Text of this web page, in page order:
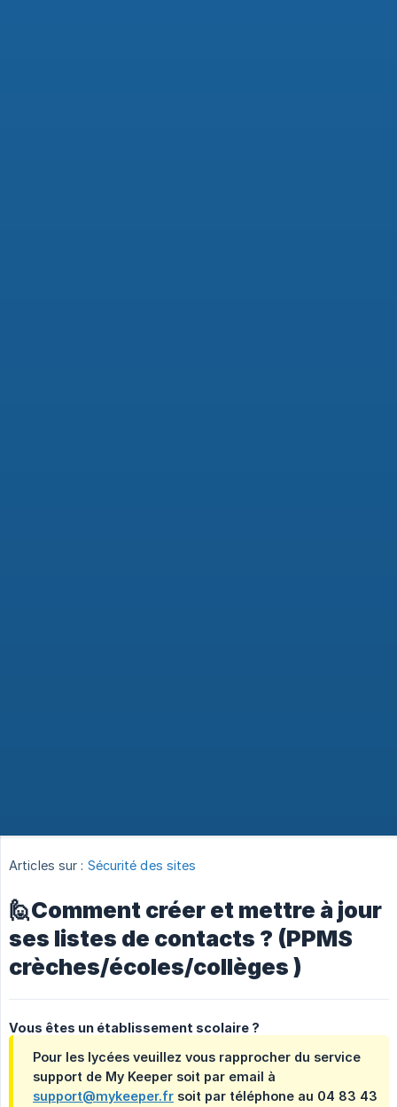
Articles sur : Sécurité des sites
🙋Comment créer et mettre à jour
ses listes de contacts ? (PPMS
crèches/écoles/collèges )
Vous êtes un établissement scolaire ?
Pour les lycées veuillez vous rapprocher du service
support de My Keeper soit par email à
support@mykeeper.fr soit par téléphone au 04 83 43